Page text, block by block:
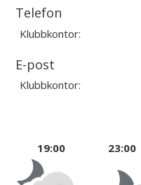
Telefon
Klubbkontor:
E-post
Klubbkontor:
19:00 23:00